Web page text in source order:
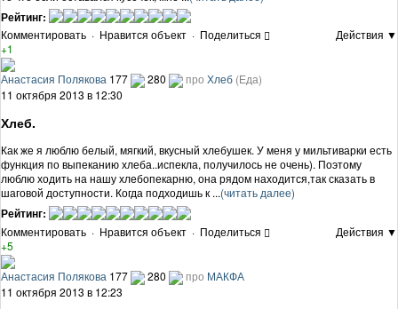
Рейтинг:
Комментировать · Нравится объект · Поделиться
Действия ▼
+1
Анастасия Полякова 177 280 про Хлеб (Еда)
11 октября 2013 в 12:30
Хлеб.
Как же я люблю белый, мягкий, вкусный хлебушек. У меня у мильтиварки есть
функция по выпеканию хлеба..испекла, получилось не очень). Поэтому
люблю ходить на нашу хлебопекарню, она рядом находится,так сказать в
шаговой доступности. Когда подходишь к ...(читать далее)
Рейтинг:
Комментировать · Нравится объект · Поделиться
Действия ▼
+5
Анастасия Полякова 177 280 про МАКФА
11 октября 2013 в 12:23